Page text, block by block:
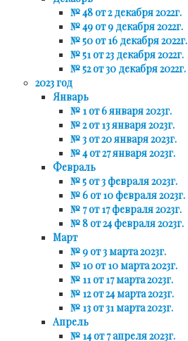
№ 48 от 2 декабря 2022г.
№ 49 от 9 декабря 2022г.
№ 50 от 16 декабря 2022г.
№ 51 от 23 декабря 2022г.
№ 52 от 30 декабря 2022г.
2023 год
Январь
№ 1 от 6 января 2023г.
№ 2 от 13 января 2023г.
№ 3 от 20 января 2023г.
№ 4 от 27 января 2023г.
Февраль
№ 5 от 3 февраля 2023г.
№ 6 от 10 февраля 2023г.
№ 7 от 17 февраля 2023г.
№ 8 от 24 февраля 2023г.
Март
№ 9 от 3 марта 2023г.
№ 10 от 10 марта 2023г.
№ 11 от 17 марта 2023г.
№ 12 от 24 марта 2023г.
№ 13 от 31 марта 2023г.
Апрель
№ 14 от 7 апреля 2023г.